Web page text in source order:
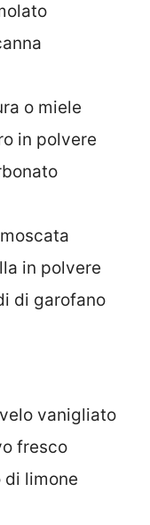
o miele
in polvere
in polvere
di garofano
vanigliato
fresco
di limone